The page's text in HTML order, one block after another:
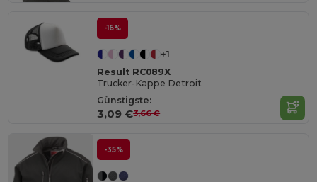
-16%
+1
Result RC089X
Trucker-Kappe Detroit
Günstigste:
3,09 €3,66 €
-35%